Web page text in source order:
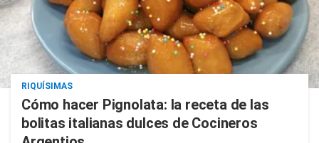
RIQUÍSIMAS
Cómo hacer Pignolata: la receta de las
bolitas italianas dulces de Cocineros